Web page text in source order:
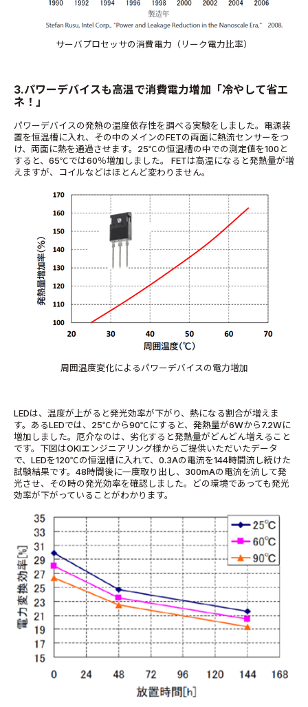
サーバプロセッサの消費電力（リーク電力比率）
3.パワーデバイスも高温で消費電力増加「冷やして省エ
ネ！」
パワーデバイスの発熱の温度依存性を調べる実験をしました。電源装
置を恒温槽に入れ、その中のメインのFETの両面に熱流センサーをつ
け、両面に熱を通過させます。25℃の恒温槽の中での測定値を100と
すると、65℃では60％増加しました。 FETは高温になると発熱量が増
えますが、コイルなどはほとんど変わりません。
周囲温度変化によるパワーデバイスの電力増加
LEDは、温度が上がると発光効率が下がり、熱になる割合が増えま
す。あるLEDでは、25℃から90℃にすると、発熱量が6Wから7.2Wに
増加しました。厄介なのは、劣化すると発熱量がどんどん増えること
です。下図はOKIエンジニアリング様からご提供いただいたデータ
で、LEDを120℃の恒温槽に入れて、0.3Aの電流を144時間流し続けた
試験結果です。48時間後に一度取り出し、300mAの電流を流して発
光させ、その時の発光効率を確認しました。どの環境であっても発光
効率が下がっていることがわかります。